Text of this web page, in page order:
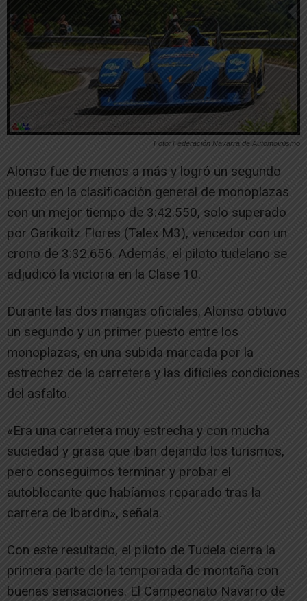
Foto: Federación Navarra de Automovilismo
Alonso fue de menos a más y logró un segundo
puesto en la clasificación general de monoplazas
con un mejor tiempo de 3:42.550, solo superado
por Garikoitz Flores (Talex M3), vencedor con un
crono de 3:32.656. Además, el piloto tudelano se
adjudicó la victoria en la Clase 10.
Durante las dos mangas oficiales, Alonso obtuvo
un segundo y un primer puesto entre los
monoplazas, en una subida marcada por la
estrechez de la carretera y las difíciles condiciones
del asfalto.
«Era una carretera muy estrecha y con mucha
suciedad y grasa que iban dejando los turismos,
pero conseguimos terminar y probar el
autoblocante que habíamos reparado tras la
carrera de Ibardin», señala.
Con este resultado, el piloto de Tudela cierra la
primera parte de la temporada de montaña con
buenas sensaciones. El Campeonato Navarro de